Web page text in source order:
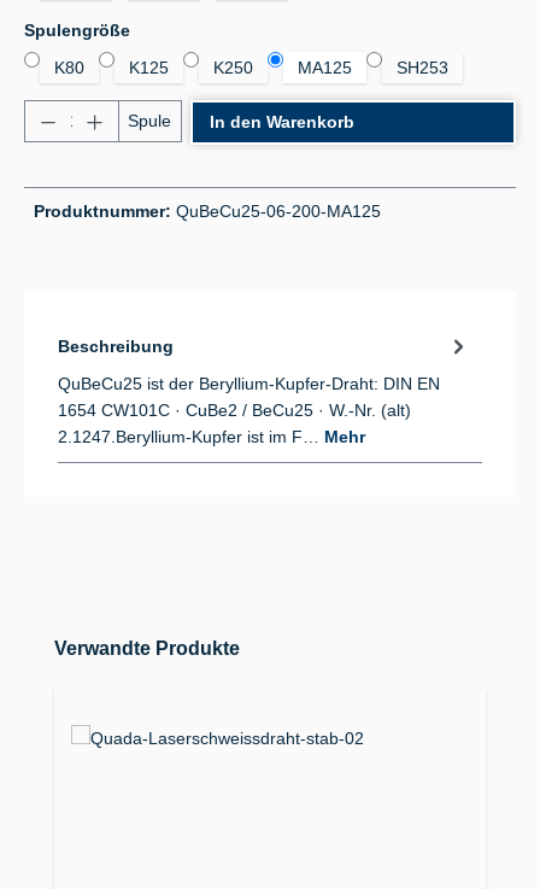
Spulengrößeauswählen
K80
K125 K250 MA125 SH253
Produkt Anzahl: Gib den gewünschten Wert ein
Spule In den Warenkorb
Produktnummer: QuBeCu25-06-200-MA125
Beschreibung
QuBeCu25 ist der Beryllium-Kupfer-Draht: DIN EN
1654 CW101C · CuBe2 / BeCu25 · W.-Nr. (alt)
2.1247.Beryllium-Kupfer ist im F… Mehr
Produktgalerie überspringen
Verwandte Produkte